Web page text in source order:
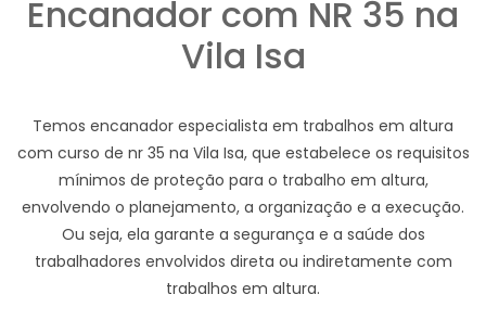
Encanador com NR 35 na
Vila Isa
Temos encanador especialista em trabalhos em altura
com curso de nr 35 na Vila Isa, que estabelece os requisitos
mínimos de proteção para o trabalho em altura,
envolvendo o planejamento, a organização e a execução.
Ou seja, ela garante a segurança e a saúde dos
trabalhadores envolvidos direta ou indiretamente com
trabalhos em altura.